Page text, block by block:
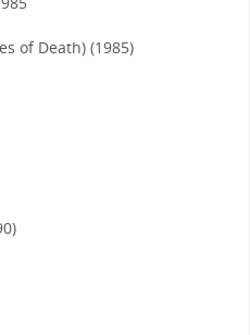
of Death) (1985)